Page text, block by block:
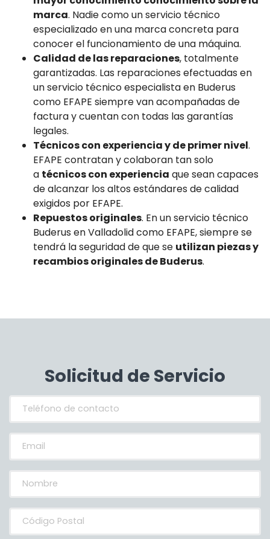
marca. Nadie como un servicio técnico
especializado en una marca concreta para
conocer el funcionamiento de una máquina.
Calidad de las reparaciones, totalmente
garantizadas. Las reparaciones efectuadas en
un servicio técnico especialista en Buderus
como EFAPE siempre van acompañadas de
factura y cuentan con todas las garantías
legales.
Técnicos con experiencia y de primer nivel.
EFAPE contratan y colaboran tan solo
a técnicos con experiencia que sean capaces
de alcanzar los altos estándares de calidad
exigidos por EFAPE.
Repuestos originales. En un servicio técnico
Buderus en Valladolid como EFAPE, siempre se
tendrá la seguridad de que se utilizan piezas y
recambios originales de Buderus.
Solicitud de Servicio